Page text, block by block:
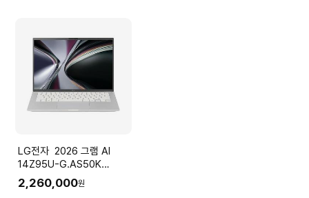
LG전자 2026 그램 AI
14Z95U-G.AS50K
(Ryzen5
16GB(LPDDR5x) SSD
2,260,000원